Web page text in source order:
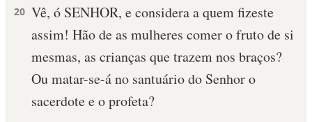
20 Vê, ó SENHOR, e considera a quem fizeste
assim! Hão de as mulheres comer o fruto de si
mesmas, as crianças que trazem nos braços?
Ou matar-se-á no santuário do Senhor o
sacerdote e o profeta?